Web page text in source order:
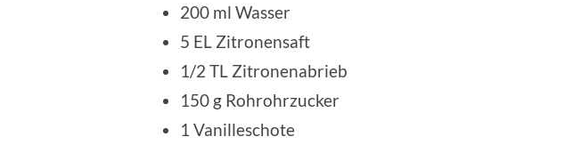
200 ml Wasser
5 EL Zitronensaft
1/2 TL Zitronenabrieb
150 g Rohrohrzucker
1 Vanilleschote